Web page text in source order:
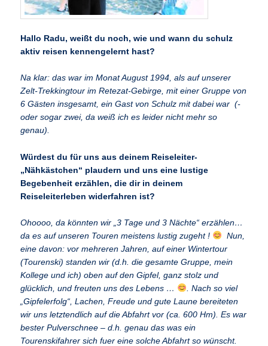
Hallo Radu, weißt du noch, wie und wann du schulz
aktiv reisen kennengelernt hast?
Na klar: das war im Monat August 1994, als auf unserer
Zelt-Trekkingtour im Retezat-Gebirge, mit einer Gruppe von
6 Gästen insgesamt, ein Gast von Schulz mit dabei war (-
oder sogar zwei, da weiß ich es leider nicht mehr so
genau).
Würdest du für uns aus deinem Reiseleiter-
„Nähkästchen“ plaudern und uns eine lustige
Begebenheit erzählen, die dir in deinem
Reiseleiterleben widerfahren ist?
Ohoooo, da könnten wir „3 Tage und 3 Nächte“ erzählen…
da es auf unseren Touren meistens lustig zugeht !
Nun,
eine davon: vor mehreren Jahren, auf einer Wintertour
(Tourenski) standen wir (d.h. die gesamte Gruppe, mein
Kollege und ich) oben auf den Gipfel, ganz stolz und
glücklich, und freuten uns des Lebens …
. Nach so viel
„Gipfelerfolg“, Lachen, Freude und gute Laune bereiteten
wir uns letztendlich auf die Abfahrt vor (ca. 600 Hm). Es war
bester Pulverschnee – d.h. genau das was ein
Tourenskifahrer sich fuer eine solche Abfahrt so wünscht.